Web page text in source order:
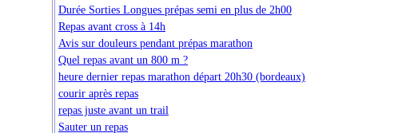
Durée Sorties Longues prépas semi en plus de 2h00
Repas avant cross à 14h
Avis sur douleurs pendant prépas marathon
Quel repas avant un 800 m ?
heure dernier repas marathon départ 20h30 (bordeaux)
courir après repas
repas juste avant un trail
Sauter un repas